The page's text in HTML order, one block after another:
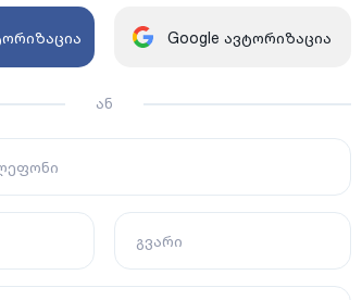
Google ავტორიზაცია
ან
გვარი